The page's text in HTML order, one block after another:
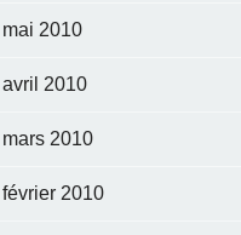
mai 2010
avril 2010
mars 2010
février 2010